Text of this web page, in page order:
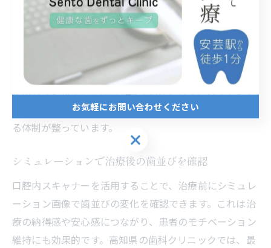
得できる点が大きなメリットです。これにより、治療計
画の立案やマウスピース作製の精度が飛躍的に向上しま
す。高知県の先進的な歯科医院では、従来の誤差や再採
取の手間を減らし、患者ごとに最適化された矯正治療を
提供しています。具体的な取り組みとして、スキャンデ
ータを即時に確認し、患者と一緒に治療方針を共有でき
る体制が整っています。
シミュレーションで治療後の歯並びを確認
口腔内スキャナーを活用することで、治療前にシミュレ
ーション画像で歯並びの変化を確認できます。これは治
療の納得感や安心感につながり、患者のモチベーション
維持にも効果的です。高知県の歯科クリニックでは、最
お気軽にお問い合わせください
お気軽にお問い合わせください